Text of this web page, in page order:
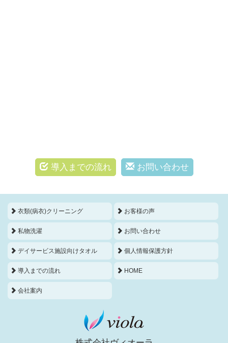
導入までの流れ お問い合わせ
衣類(病衣)クリーニング
私物洗濯
デイサービス施設向けタオル
導入までの流れ
会社案内
お客様の声
お問い合わせ
個人情報保護方針
HOME